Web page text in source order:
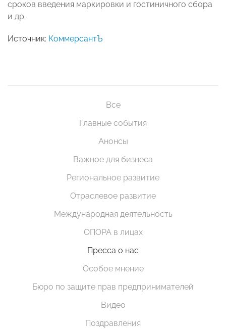
сроков введения маркировки и гостиничного сбора
и др.
Источник: КоммерсантЪ
Все
Главные события
Анонсы
Важное для бизнеса
Региональное развитие
Отраслевое развитие
Международная деятельность
ОПОРА в лицах
Пресса о нас
Особое мнение
Бюро по защите прав предпринимателей
Видео
Поздравления